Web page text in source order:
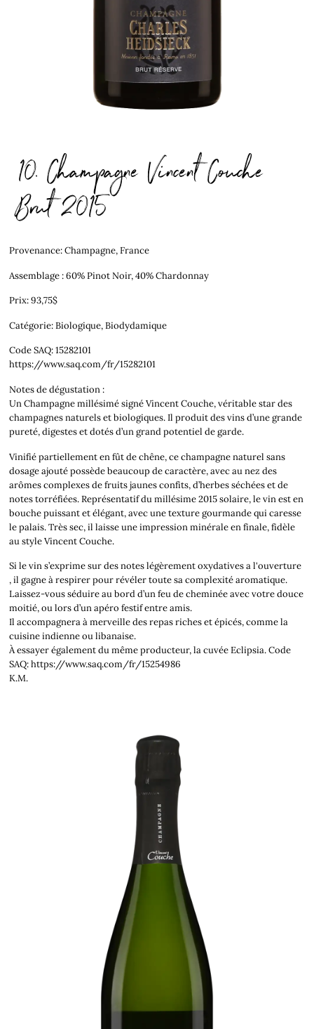
10. Champagne Vincent Couche
Brut 2015
Provenance: Champagne, France
Assemblage : 60% Pinot Noir, 40% Chardonnay
Prix: 93,75$
Catégorie: Biologique, Biodydamique
Code SAQ: 15282101
https://www.saq.com/fr/15282101
Notes de dégustation :
Un Champagne millésimé signé Vincent Couche, véritable star des
champagnes naturels et biologiques. Il produit des vins d’une grande
pureté, digestes et dotés d’un grand potentiel de garde.
Vinifié partiellement en fût de chêne, ce champagne naturel sans
dosage ajouté possède beaucoup de caractère, avec au nez des
arômes complexes de fruits jaunes confits, d’herbes séchées et de
notes torréfiées. Représentatif du millésime 2015 solaire, le vin est en
bouche puissant et élégant, avec une texture gourmande qui caresse
le palais. Très sec, il laisse une impression minérale en finale, fidèle
au style Vincent Couche.
Si le vin s’exprime sur des notes légèrement oxydatives a l'ouverture
, il gagne à respirer pour révéler toute sa complexité aromatique.
Laissez-vous séduire au bord d’un feu de cheminée avec votre douce
moitié, ou lors d’un apéro festif entre amis.
Il accompagnera à merveille des repas riches et épicés, comme la
cuisine indienne ou libanaise.
À essayer également du même producteur, la cuvée Eclipsia. Code
SAQ: https://www.saq.com/fr/15254986
K.M.